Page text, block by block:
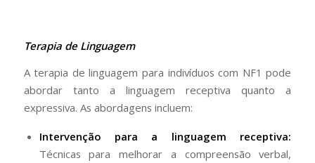
Terapia de Linguagem
A terapia de linguagem para indivíduos com NF1 pode
abordar tanto a linguagem receptiva quanto a
expressiva. As abordagens incluem:
Intervenção para a linguagem receptiva:
Técnicas para melhorar a compreensão verbal,